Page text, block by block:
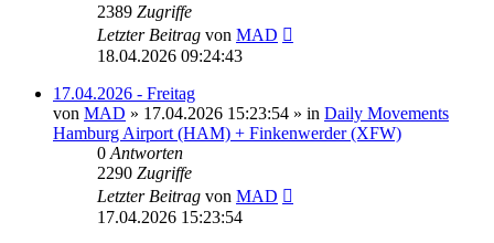
2389 Zugriffe
Letzter Beitrag von MAD
18.04.2026 09:24:43
17.04.2026 - Freitag
von MAD » 17.04.2026 15:23:54 » in Daily Movements
Hamburg Airport (HAM) + Finkenwerder (XFW)
0 Antworten
2290 Zugriffe
Letzter Beitrag von MAD
17.04.2026 15:23:54